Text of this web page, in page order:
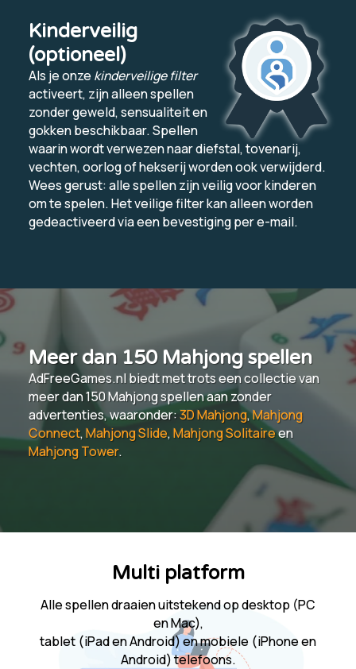
Kinderveilig
(optioneel)
Als je onze kinderveilige filter
activeert, zijn alleen spellen
zonder geweld, sensualiteit en
gokken beschikbaar. Spellen
waarin wordt verwezen naar diefstal, tovenarij,
vechten, oorlog of hekserij worden ook verwijderd.
Wees gerust: alle spellen zijn veilig voor kinderen
om te spelen. Het veilige filter kan alleen worden
gedeactiveerd via een bevestiging per e-mail.
Meer dan 150 Mahjong spellen
AdFreeGames.nl biedt met trots een collectie van
meer dan 150 Mahjong spellen aan zonder
advertenties, waaronder:3D Mahjong,Mahjong
Connect,Mahjong Slide,Mahjong Solitaireen
Mahjong Tower.
Multi platform
Alle spellen draaien uitstekend op desktop (PC
en Mac),
tablet (iPad en Android) en mobiele (iPhone en
Android) telefoons.